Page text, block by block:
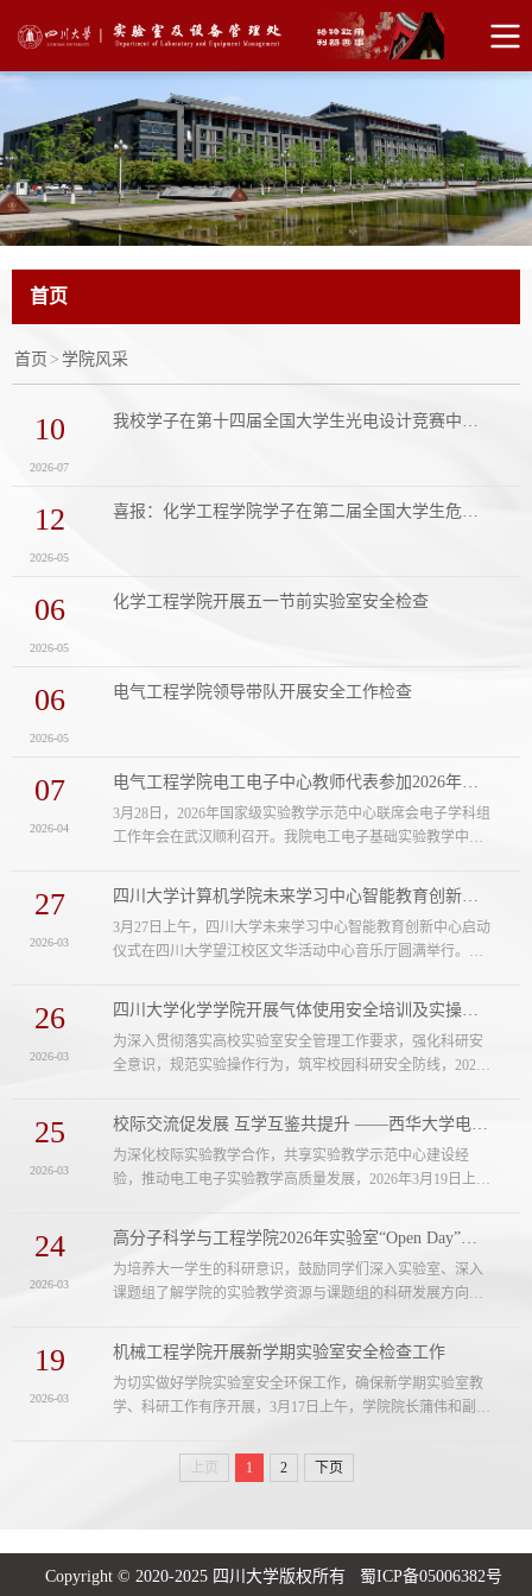
首页
首页 > 学院风采
10
2026-07
12
2026-05
06
2026-05
化学工程学院开展五一节前实验室安全检查
06
2026-05
电气工程学院领导带队开展安全工作检查
07
2026-04
3月28日，2026年国家级实验教学示范中心联席会电子学科组
工作年会在武汉顺利召开。我院电工电子基础实验教学中心
沿理念与实践成果，为中心实验教学数智化转型、人才培养
质量提升汲取新动能。开幕式上，华中科技大学副校长冯丹
教授致辞，阐述了“互联网+教育”与AI技术深度融合背景下，
高校深耕新工科建设、破解高等教育高质量发展命题的责任
27
2026-03
3月27日上午，四川大学未来学习中心智能教育创新中心启动
仪式在四川大学望江校区文华活动中心音乐厅圆满举行。本
机学院（软件学院）承办，四川大学各级领导、师生、武侯
区、百度及自变量机器人等代表齐聚现场，共同见证创新中
心正式启动。未来，智能教育创新中心将在武侯区悦湖科技
城开启校地企协同创新的全新篇章。嘉宾致辞，共话智能教
26
2026-03
为深入贯彻落实高校实验室安全管理工作要求，强化科研安
全意识，规范实验操作行为，筑牢校园科研安全防线，2026
两场进行，学院相关师生近600名参加。培训由化学学院和学
校实验室及设备管理处联合精心组织，并得到液化空气（成
都）有限公司、合肥正帆电子材料有限公司、北京库巴扎信
息科技有限公司的大力支持。【上午场】液化空气（成都）
25
2026-03
为深化校际实验教学合作，共享实验教学示范中心建设经
验，推动电工电子实验教学高质量发展，2026年3月19日上
10名教师莅临我院电工电子基础实验教学中心（后简称“基础
中心”）开展考察学习交流活动。基础中心党支部书记印月，
主任沈晓东，教授周群，及中心全体实验教师热情接待来访
团队，双方通过实地参观、座谈交流等形式，围绕实验室建
24
2026-03
为培养大一学生的科研意识，鼓励同学们深入实验室、深入
课题组了解学院的实验教学资源与课题组的科研发展方向，3
“OpenDay”活动。上午9点，全体学生于学院科教楼前集合，
同学们在研究生志愿者的引导下依次走进先进高分子材料全
国重点实验室、科教楼、第四教学楼及工程训练中心等实训
场地参观。实验室老师与研究生师兄师姐为同学们详细介绍
19
2026-03
机械工程学院开展新学期实验室安全检查工作
为切实做好学院实验室安全环保工作，确保新学期实验室教
学、科研工作有序开展，3月17日上午，学院院长蒲伟和副院
检查聚焦危险化学品管理、设备与用气安全、水电消防安
全、环境与防护管理、安全责任落实等五个方面。在危险化
上页 1 2 下页
Copyright © 2020-2025 四川大学版权所有 蜀ICP备05006382号